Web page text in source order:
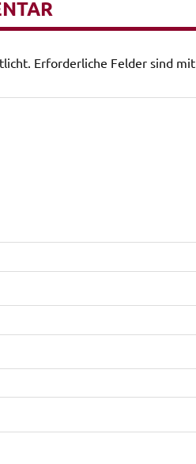
Erforderliche Felder sind mit